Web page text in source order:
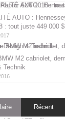
AUTO :
: tout juste 449 000 $
M2 cabriolet,
Technik
Récent